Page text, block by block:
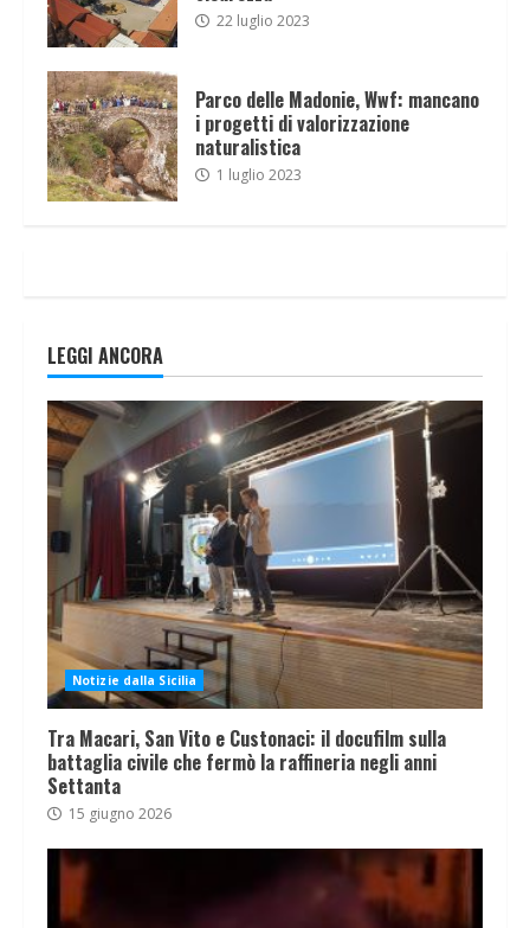
22 luglio 2023
Parco delle Madonie, Wwf: mancano
i progetti di valorizzazione
naturalistica
1 luglio 2023
LEGGI ANCORA
Notizie dalla Sicilia
Tra Macari, San Vito e Custonaci: il docufilm sulla
battaglia civile che fermò la raffineria negli anni
Settanta
15 giugno 2026